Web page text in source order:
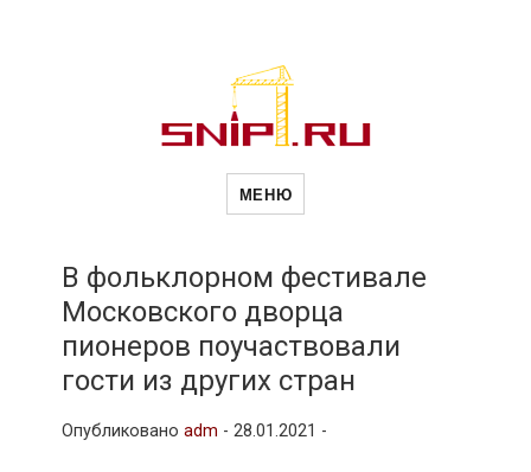
Новости
и
другие связанные со стройкой
рубрики
МЕНЮ
В фольклорном фестивале
Московского дворца
пионеров поучаствовали
гости из других стран
Опубликовано adm - 28.01.2021 -